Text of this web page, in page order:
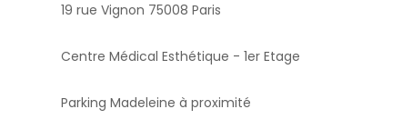
19 rue Vignon 75008 Paris
Centre Médical Esthétique - 1er Etage
Parking Madeleine à proximité